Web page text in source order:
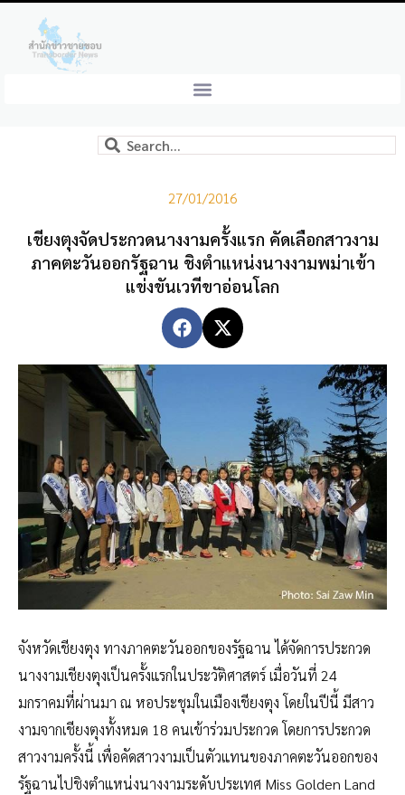
27/01/2016
เชียงตุงจัดประกวดนางงามครั้งแรก คัดเลือกสาวงาม
ภาคตะวันออกรัฐฉาน ชิงตำแหน่งนางงามพม่าเข้า
แข่งขันเวทีขาอ่อนโลก
จังหวัดเชียงตุง ทางภาคตะวันออกของรัฐฉาน ได้จัดการประกวด
นางงามเชียงตุงเป็นครั้งแรกในประวัติศาสตร์ เมื่อวันที่ 24
มกราคมที่ผ่านมา ณ หอประชุมในเมืองเชียงตุง โดยในปีนี้ มีสาว
งามจากเชียงตุงทั้งหมด 18 คนเข้าร่วมประกวด โดยการประกวด
สาวงามครั้งนี้ เพื่อคัดสาวงามเป็นตัวแทนของภาคตะวันออกของ
รัฐฉานไปชิงตำแหน่งนางงามระดับประเทศ Miss Golden Land